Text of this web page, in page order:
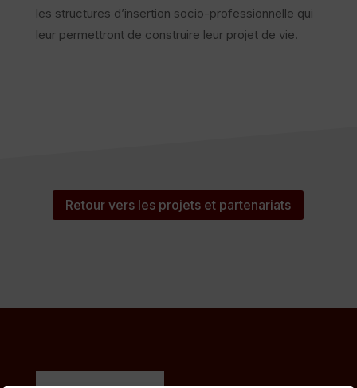
les structures d’insertion socio-professionnelle qui
leur permettront de construire leur projet de vie.
Retour vers les projets et partenariats